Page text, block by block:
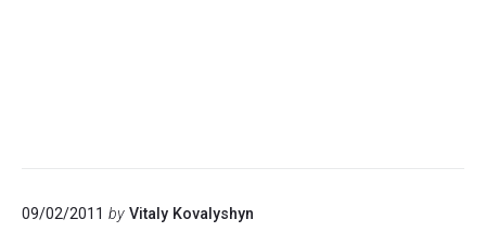
09/02/2011 by Vitaly Kovalyshyn